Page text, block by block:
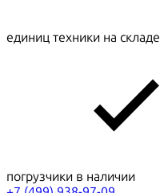
единиц техники на складе
погрузчики в наличии